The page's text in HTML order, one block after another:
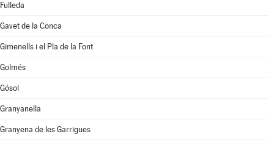
Fulleda
Gavet de la Conca
Gimenells i el Pla de la Font
Golmés
Gósol
Granyanella
Granyena de les Garrigues